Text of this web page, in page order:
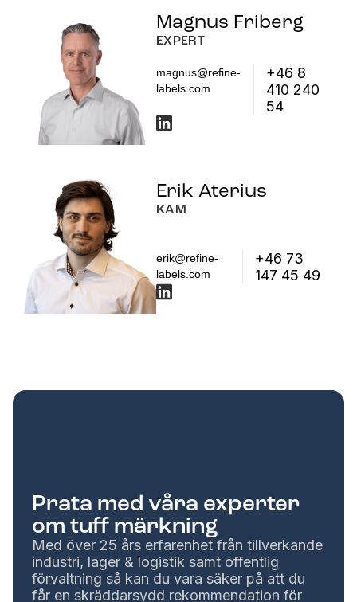
Magnus Friberg
EXPERT
magnus@refine-
labels.com
+46 8
410 240
54
Erik Aterius
KAM
erik@refine-
labels.com
+46 73
147 45 49
Prata med våra experter
om tuff märkning
Med över 25 års erfarenhet från tillverkande
industri, lager & logistik samt offentlig
förvaltning så kan du vara säker på att du
får en skräddarsydd rekommendation för